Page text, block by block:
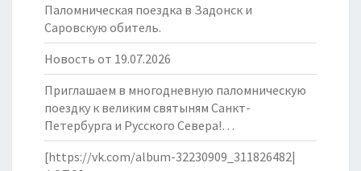
Паломническая поездка в Задонск и
Саровскую обитель.
Новость от 19.07.2026
Приглашаем в многодневную паломническую
поездку к великим святыням Санкт-
Петербурга и Русского Севера!…
[https://vk.com/album-32230909_311826482|